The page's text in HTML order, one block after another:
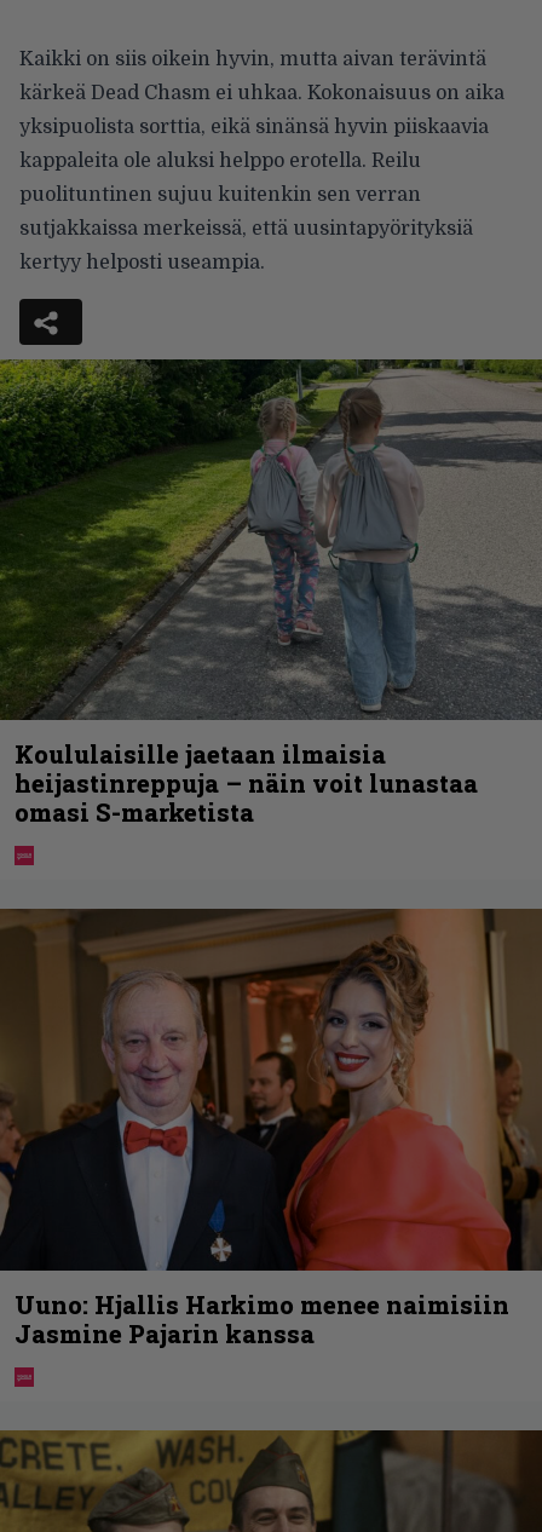
Kaikki on siis oikein hyvin, mutta aivan terävintä
kärkeä Dead Chasm ei uhkaa. Kokonaisuus on aika
yksipuolista sorttia, eikä sinänsä hyvin piiskaavia
kappaleita ole aluksi helppo erotella. Reilu
puolituntinen sujuu kuitenkin sen verran
sutjakkaissa merkeissä, että uusintapyörityksiä
kertyy helposti useampia.
Koululaisille jaetaan ilmaisia
heijastinreppuja – näin voit lunastaa
omasi S-marketista
Uuno: Hjallis Harkimo menee naimisiin
Jasmine Pajarin kanssa